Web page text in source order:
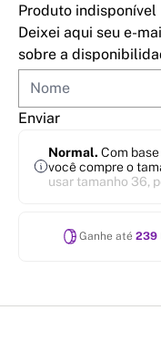
Produto indisponível
Deixei aqui seu e-
sobre a
Enviar
Normal. Com
você compre o
usar tamanho 36,
Ganhe até 239